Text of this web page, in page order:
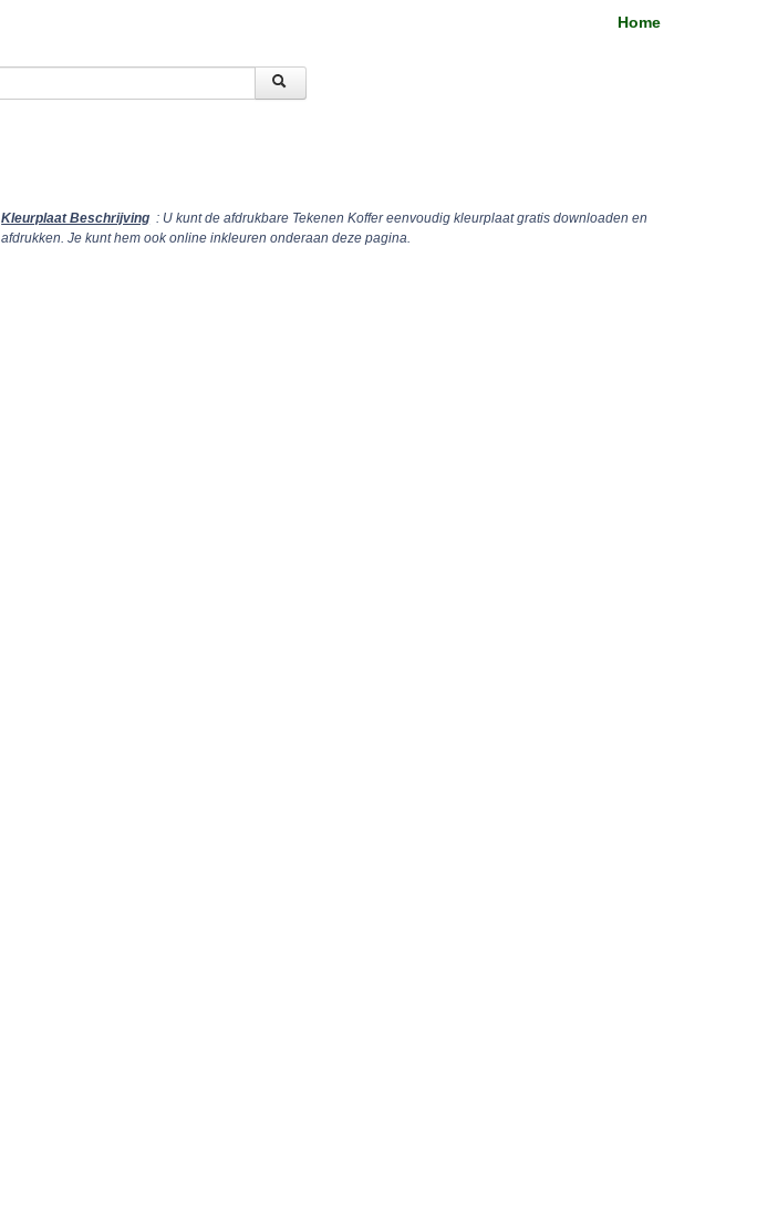
Home
Kleurplaat Beschrijving : U kunt de afdrukbare Tekenen Koffer eenvoudig kleurplaat gratis downloaden en
afdrukken. Je kunt hem ook online inkleuren onderaan deze pagina.